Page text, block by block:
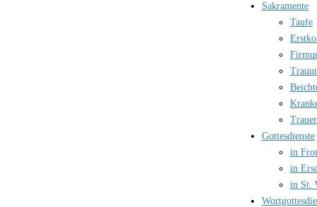
Sakramente
Taufe
Gottesdienste
in
in
in St.